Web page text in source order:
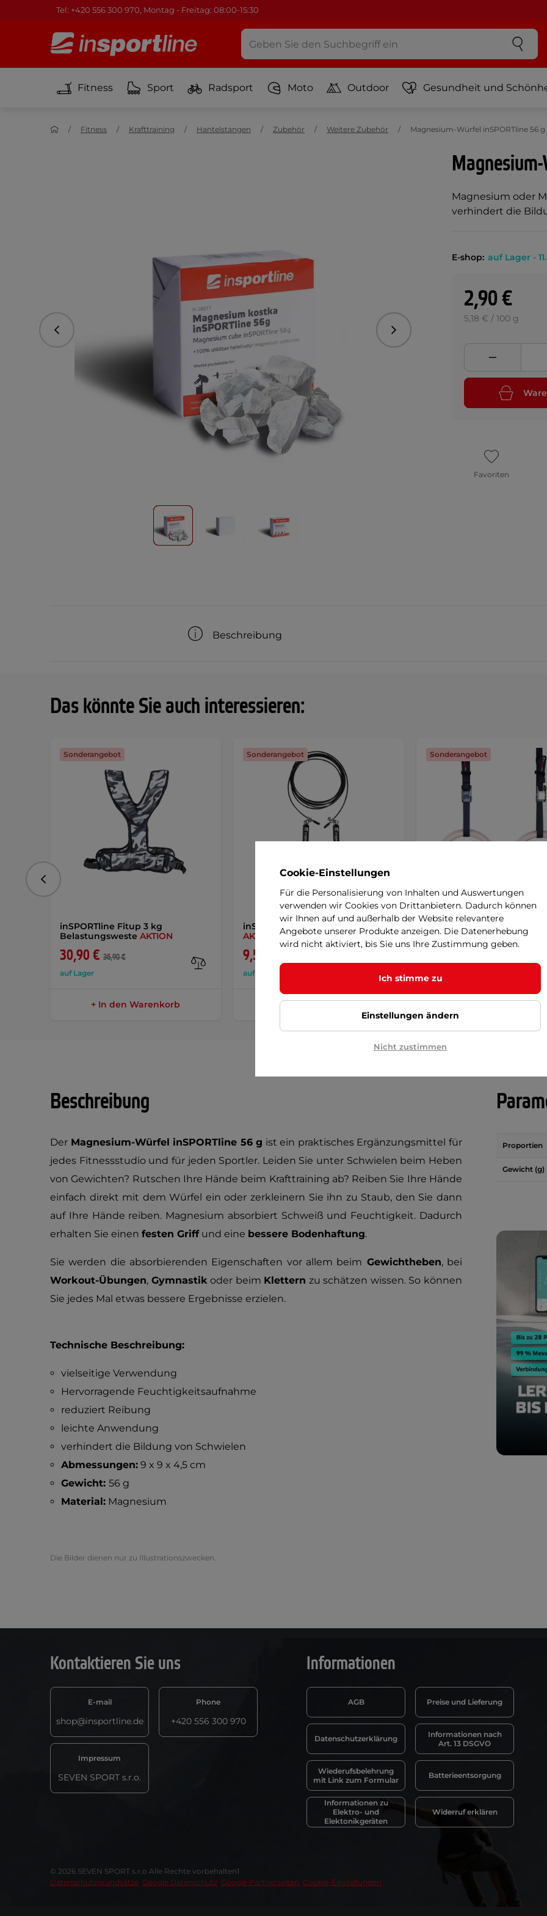
Tel: +420 556 300 970, Montag - Freitag: 08:00-15:30
Fitness Sport Radsport Moto Outdoor Gesundheit und
Fitness Krafttraining Hantelstangen Zubehör Weitere Zubehör Magnesium-Würfel inSPORTline 56
Magnesium oder
verhindert die
vorhergehend Folgend
E-shop: auf Lager -
2,90 €
5,18 € / 100 g
Favoriten
Beschreibung
Das könnte Sie auch interessieren:
inSPORTline Fitup 3 kg
Belastungsweste AKTION
30,90 € 36,90 €
auf Lager
Sonderangebot
+ In den Warenkorb
inSPORTline Jumpalu Sprungseil
AKTION
9,50 €
auf Lager
Sonderangebot
+ In den Warenkorb
inSPORTline CF927
HolzAKTION
Sonderangebot
+ In den Warenkorb
vorhergehend
Beschreibung
Der Magnesium-Würfel inSPORTline 56 g ist ein praktisches Ergänzungsmittel für
jedes Fitnessstudio und für jeden Sportler. Leiden Sie unter Schwielen beim Heben
von Gewichten? Rutschen Ihre Hände beim Krafttraining ab? Reiben Sie Ihre Hände
einfach direkt mit dem Würfel ein oder zerkleinern Sie ihn zu Staub, den Sie dann
auf Ihre Hände reiben. Magnesium absorbiert Schweiß und Feuchtigkeit. Dadurch
erhalten Sie einen festen Griffund eine bessere Bodenhaftung.
Sie werden die absorbierenden Eigenschaften vor allem beim Gewichtheben, bei
Workout-Übungen, Gymnastik oder beim Klettern zu schätzen wissen. So können
Sie jedes Mal etwas bessere Ergebnisse erzielen.
Technische Beschreibung:
vielseitige Verwendung
Hervorragende Feuchtigkeitsaufnahme
reduziert Reibung
leichte Anwendung
verhindert die Bildung von Schwielen
Abmessungen:9 x 9 x 4,5 cm
Gewicht: 56 g
Material:Magnesium
Die Bilder dienen nur zu Illustrationszwecken.
Proportien
Gewicht (g)
Kontaktieren Sie uns
E-mail
shop@insportline.de
Phone
+420 556 300 970
Impressum
SEVEN SPORT s.r.o.
Informationen
AGB Preise und Lieferung
Datenschutzerklärung
Informationen nach
Art. 13 DSGVO
Wiederufsbelehrung
mit Link zum Formular
Batterieentsorgung
Informationen zu
Elektro- und
Elektonikgeräten
Widerruf erklären
© 2026 SEVEN SPORT s.r.o Alle Rechte vorbehalten1
Datenschutzgrundsätze Google Datenschutz Google Partnerseiten Cookie-Einstellungen
Cookie-Einstellungen
Für die Personalisierung von Inhalten und Auswertungen
verwenden wir Cookies von Drittanbietern. Dadurch können
wir Ihnen auf und außerhalb der Website relevantere
Angebote unserer Produkte anzeigen. Die Datenerhebung
wird nicht aktiviert, bis Sie uns Ihre Zustimmung geben.
Ich stimme zu
Einstellungen ändern
Nicht zustimmen